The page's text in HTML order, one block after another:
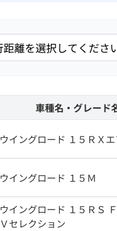
車種名・グレード
ウイングロード １５ＲＸ
ウイングロード １５Ｍ
ウイングロード １５ＲＳ
Ｖセレクション